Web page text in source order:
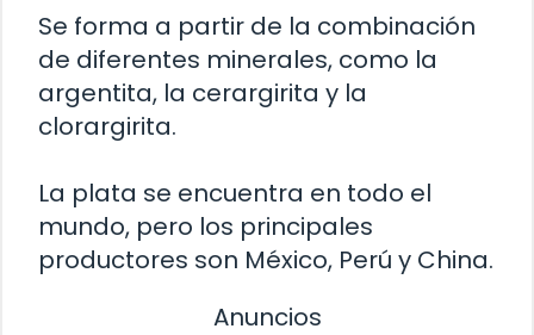
Se forma a partir de la combinación
de diferentes minerales, como la
argentita, la cerargirita y la
clorargirita.
La plata se encuentra en todo el
mundo, pero los principales
productores son México, Perú y China.
Anuncios